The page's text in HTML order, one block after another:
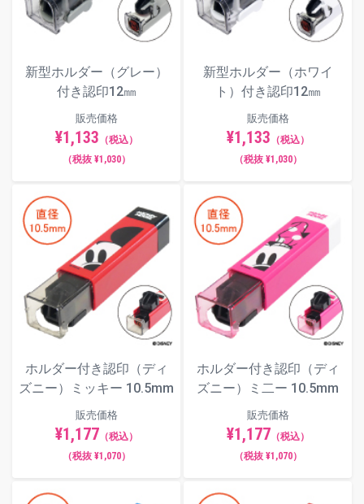
新型ホルダー（グレー）
付き認印12㎜
販売価格
¥1,133 （税込）
（税抜 ¥1,030）
新型ホルダー（ホワイ
ト）付き認印12㎜
販売価格
¥1,133 （税込）
（税抜 ¥1,030）
ホルダー付き認印（ディ
ズニー）ミッキー 10.5mm
販売価格
¥1,177 （税込）
（税抜 ¥1,070）
ホルダー付き認印（ディ
ズニー）ミ二ー 10.5mm
販売価格
¥1,177 （税込）
（税抜 ¥1,070）